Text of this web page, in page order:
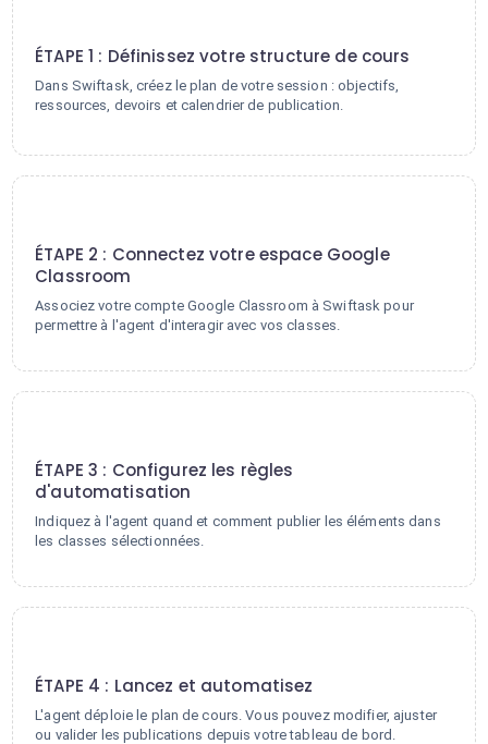
ÉTAPE 1 : Définissez votre structure de cours
Dans Swiftask, créez le plan de votre session : objectifs,
ressources, devoirs et calendrier de publication.
ÉTAPE 2 : Connectez votre espace Google
Classroom
Associez votre compte Google Classroom à Swiftask pour
permettre à l'agent d'interagir avec vos classes.
ÉTAPE 3 : Configurez les règles
d'automatisation
Indiquez à l'agent quand et comment publier les éléments dans
les classes sélectionnées.
ÉTAPE 4 : Lancez et automatisez
L'agent déploie le plan de cours. Vous pouvez modifier, ajuster
ou valider les publications depuis votre tableau de bord.